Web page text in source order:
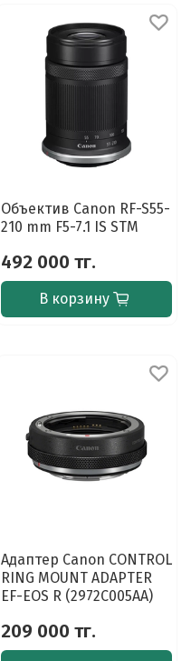
Объектив Canon RF-S55-
210 mm F5-7.1 IS STM
492 000 тг.
В корзину
Адаптер Canon CONTROL
RING MOUNT ADAPTER
EF-EOS R (2972C005AA)
209 000 тг.